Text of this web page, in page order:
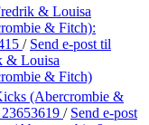
& Louisa
& Fitch):
/ Send e-post til
& Louisa
& Fitch)
(Abercrombie &
23653619 / Send e-post